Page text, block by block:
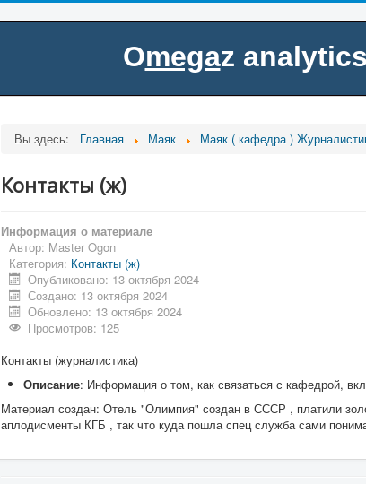
Omegaz
Вы здесь: Главная Маяк Маяк ( кафедра )
Контакты (ж)
Информация о материале
Автор: Master Ogon
Категория: Контакты (ж)
Опубликовано: 13 октября 2024
Создано: 13 октября 2024
Обновлено: 13 октября 2024
Просмотров: 125
Контакты (журналистика)
Описание: Информация о том, как связаться с кафедрой,
Материал создан: Отель "Олимпия" создан в СССР , платили
аплодисменты КГБ , так что куда пошла спец служба сами